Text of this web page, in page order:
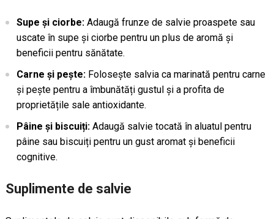
Supe și ciorbe:Adaugă frunze de salvie proaspete sau
uscate în supe și ciorbe pentru un plus de aromă și
beneficii pentru sănătate.
Carne și pește:Folosește salvia ca marinată pentru carne
și pește pentru a îmbunătăți gustul și a profita de
proprietățile sale antioxidante.
Pâine și biscuiți:Adaugă salvie tocată în aluatul pentru
pâine sau biscuiți pentru un gust aromat și beneficii
cognitive.
Suplimente de salvie